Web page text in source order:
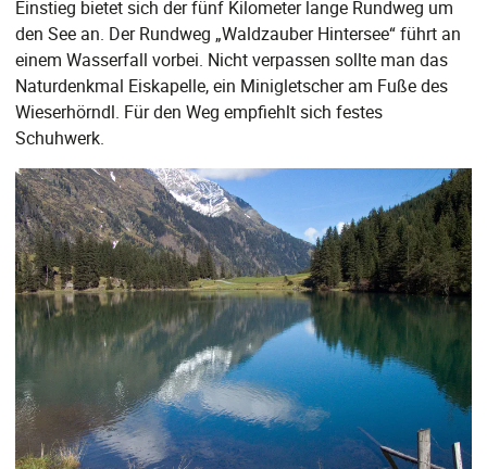
Einstieg bietet sich der fünf Kilometer lange Rundweg um
den See an. Der Rundweg „Waldzauber Hintersee“ führt an
einem Wasserfall vorbei. Nicht verpassen sollte man das
Naturdenkmal Eiskapelle, ein Minigletscher am Fuße des
Wieserhörndl. Für den Weg empfiehlt sich festes
Schuhwerk.